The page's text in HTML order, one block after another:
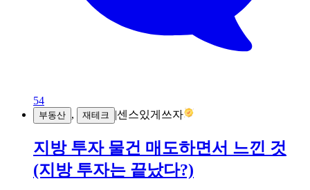
54
부동산 , 재테크 |센스있게쓰자
지방 투자 물건 매도하면서 느낀 것
(지방 투자는 끝났다?)